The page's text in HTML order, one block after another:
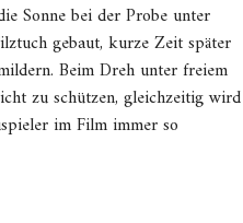
Sonne bei der Probe unter
gebaut, kurze Zeit später
Beim Dreh unter freiem
zu schützen, gleichzeitig wird
im Film immer so